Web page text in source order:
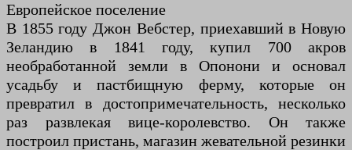
Европейское поселение
В 1855 году Джон Вебстер, приехавший в Новую
Зеландию в 1841 году, купил 700 акров
необработанной земли в Опонони и основал
усадьбу и пастбищную ферму, которые он
превратил в достопримечательность, несколько
раз развлекая вице-королевство. Он также
построил пристань, магазин жевательной резинки